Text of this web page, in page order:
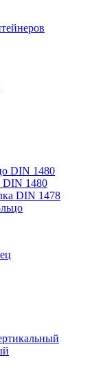
DIN 1480
1480
DIN 1478